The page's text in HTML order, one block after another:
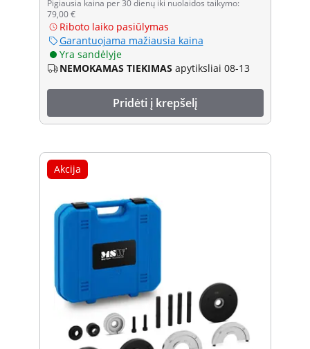
Pigiausia kaina per 30 dienų iki nuolaidos taikymo:
79,00 €
Riboto laiko pasiūlymas
Garantuojama mažiausia kaina
Yra sandėlyje
NEMOKAMAS TIEKIMAS apytiksliai 08-13
Pridėti į krepšelį
Akcija